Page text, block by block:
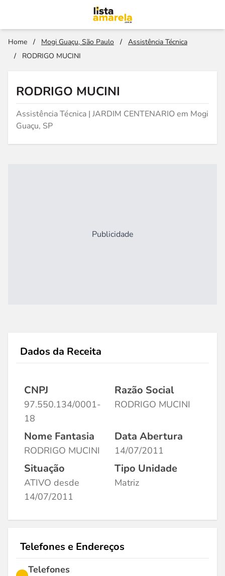
Home / Mogi Guaçu, São Paulo /
Assistência Técnica
/
RODRIGO MUCINI
RODRIGO MUCINI
Assistência Técnica | JARDIM CENTENARIO em Mogi
Guaçu, SP
Publicidade
Dados da Receita
CNPJ
97.550.134/0001-
18
Razão Social
RODRIGO MUCINI
Nome Fantasia
RODRIGO MUCINI
Data Abertura
14/07/2011
Situação
ATIVO desde
14/07/2011
Tipo Unidade
Matriz
Telefones e Endereços
Telefones